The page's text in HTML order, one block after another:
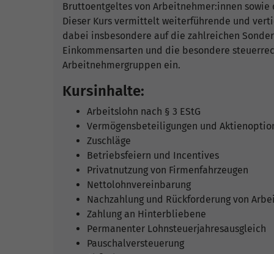
Bruttoentgeltes von Arbeitnehmer:innen sowie
Dieser Kurs vermittelt weiterführende und
dabei insbesondere auf die zahlreichen
Einkommensarten und die besondere
Arbeitnehmergruppen ein.
Kursinhalte:
Arbeitslohn nach § 3 EStG
Vermögensbeteiligungen und
Zuschläge
Betriebsfeiern und Incentives
Privatnutzung von Firmenfahrzeugen
Nettolohnvereinbarung
Nachzahlung und Rückforderung von
Zahlung an Hinterbliebene
Permanenter Lohnsteuerjahresausgleich
Pauschalversteuerung